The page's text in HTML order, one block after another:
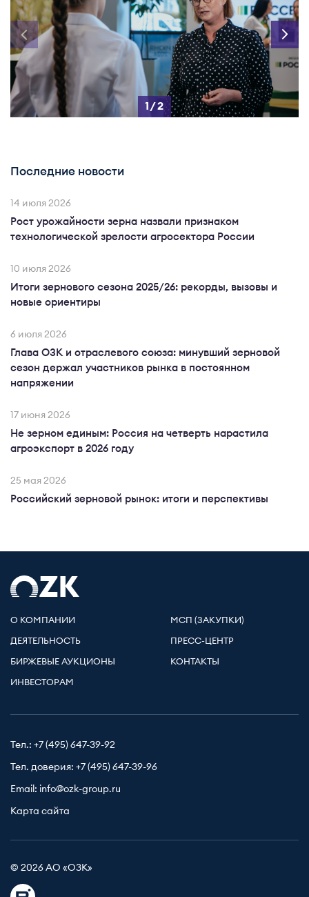
1/2
Последние новости
14 июля 2026
Рост урожайности зерна назвали признаком
технологической зрелости агросектора России
10 июля 2026
Итоги зернового сезона 2025/26: рекорды, вызовы и
новые ориентиры
6 июля 2026
Глава ОЗК и отраслевого союза: минувший зерновой
сезон держал участников рынка в постоянном
напряжении
17 июня 2026
Не зерном единым: Россия на четверть нарастила
агроэкспорт в 2026 году
25 мая 2026
Российский зерновой рынок: итоги и перспективы
О КОМПАНИИ
ДЕЯТЕЛЬНОСТЬ
БИРЖЕВЫЕ АУКЦИОНЫ
ИНВЕСТОРАМ
МСП (ЗАКУПКИ)
ПРЕСС-ЦЕНТР
КОНТАКТЫ
© 2026 АО «ОЗК»
Тел.: +7 (495) 647-39-92
Тел. доверия: +7 (495) 647-39-96
Email: info@ozk-group.ru
Карта сайта